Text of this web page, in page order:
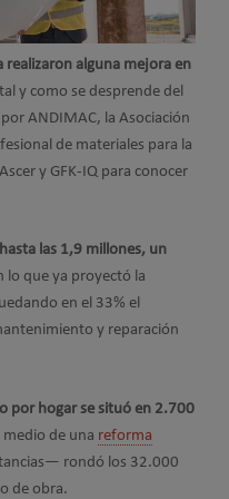
realizaron alguna mejora en
y como se desprende del
ANDIMAC, la Asociación
de materiales para la
y GFK-IQ para conocer
las 1,9 millones, un
lo que ya proyectó la
en el 33% el
y reparación
por hogar se situó en 2.700
de una reforma
rondó los 32.000
de obra.